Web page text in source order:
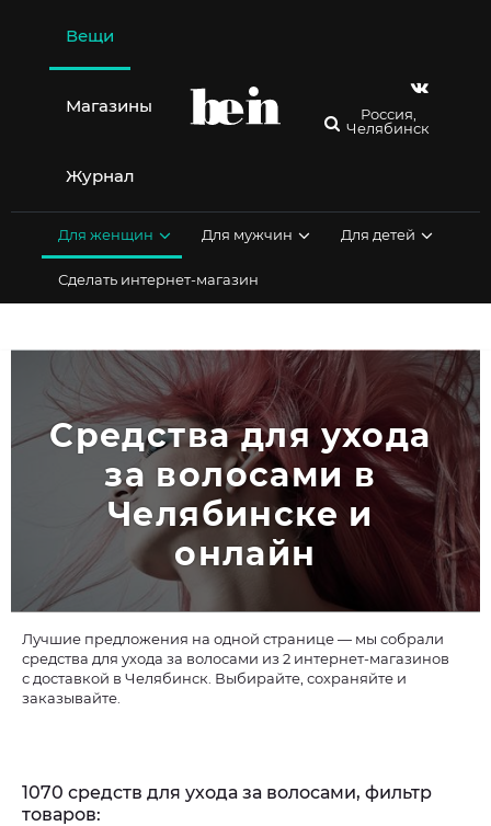
содержимому
Вещи
Магазины
Журнал
Россия,
Челябинск
Для женщин Для мужчин Для детей
Сделать интернет-магазин
Средства для ухода
за волосами в
Челябинске и
онлайн
Лучшие предложения на одной странице — мы собрали
средства для ухода за волосами из 2 интернет-магазинов
с доставкой в Челябинск. Выбирайте, сохраняйте и
заказывайте.
1070 средств для ухода за волосами, фильтр
товаров: